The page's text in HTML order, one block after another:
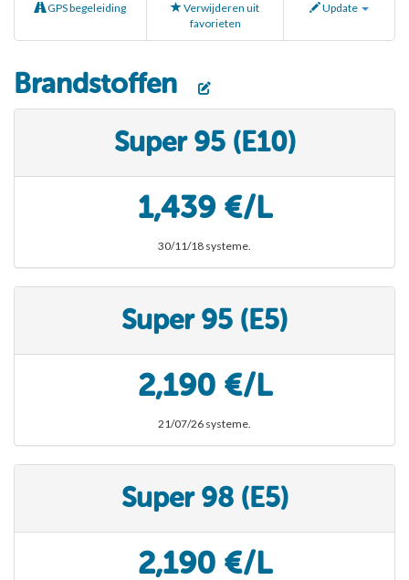
GPS begeleiding
Verwijderen uit
favorieten
Update
Brandstoffen
Super 95 (E10)
1,439 €/L
30/11/18 systeme.
Super 95 (E5)
2,190 €/L
21/07/26 systeme.
Super 98 (E5)
2,190 €/L